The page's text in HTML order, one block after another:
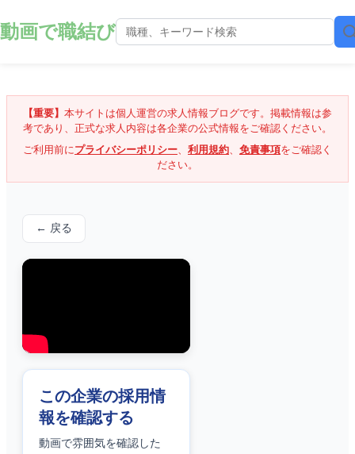
動画で職結び
【重要】 本サイトは個人運営の求人情報ブログです。掲載情報は参
考であり、正式な求人内容は各企業の公式情報をご確認ください。
ご利用前にプライバシーポリシー、 利用規約、 免責事項をご確認く
ださい。
← 戻る
この企業の採用情
報を確認する
動画で雰囲気を確認した